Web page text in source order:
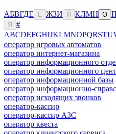
АБВГДЕ Ё ЖЗИ Й КЛМН О П
Я
#
ABCDEFGHIJKLMNOPQRSTU
оператор игровых автоматов
оператор интернет-магазина
оператор информационного
оператор информационного
оператор информационной базы
оператор информационно-
оператор исходящих звонков
оператор-кассир
оператор-кассир АЗС
оператор квеста